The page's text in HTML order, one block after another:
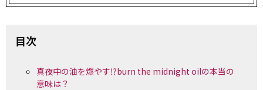
目次
真夜中の油を燃やす⁉burn the midnight oilの本当の
意味は？